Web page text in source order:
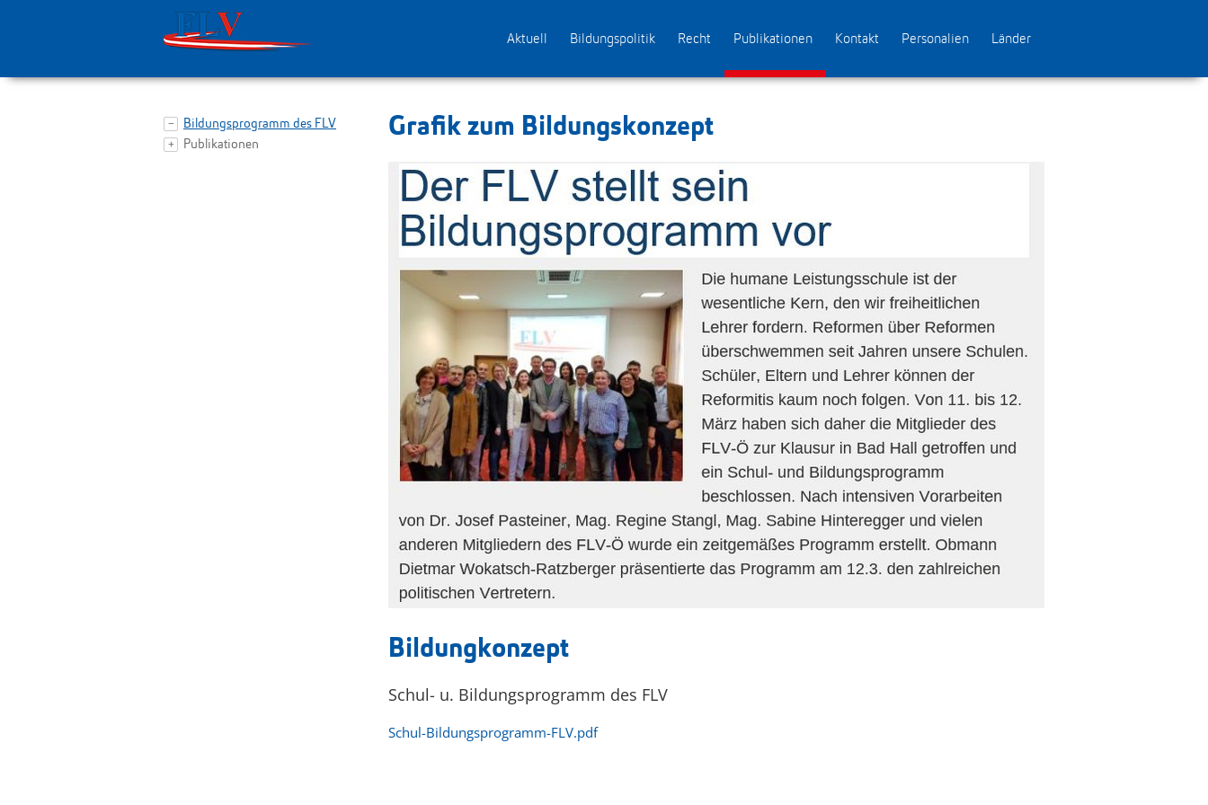
zur Hauptnavigation springen
Aktuell Bildungspolitik Recht Publikationen Kontakt Personalien Länder
Bildungsprogramm des FLV
Publikationen
Grafik zum Bildungskonzept
Bildungkonzept
Schul- u. Bildungsprogramm des FLV
Schul-Bildungsprogramm-FLV.pdf